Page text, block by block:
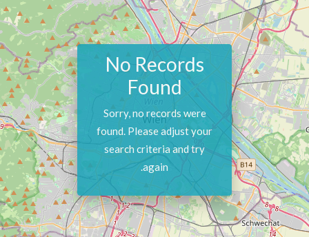
No Records
Found
Sorry, no records were
found. Please adjust your
search criteria and try
again.